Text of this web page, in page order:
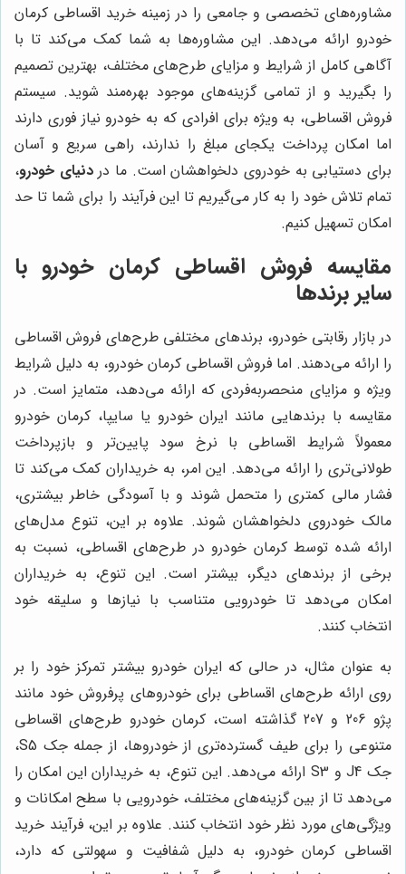
مشاوره‌های تخصصی و جامعی را در زمینه خرید اقساطی کرمان
خودرو ارائه می‌دهد. این مشاوره‌ها به شما کمک می‌کند تا با
آگاهی کامل از شرایط و مزایای طرح‌های مختلف، بهترین تصمیم
را بگیرید و از تمامی گزینه‌های موجود بهره‌مند شوید. سیستم
فروش اقساطی، به ویژه برای افرادی که به خودرو نیاز فوری دارند
اما امکان پرداخت یکجای مبلغ را ندارند، راهی سریع و آسان
برای دستیابی به خودروی دلخواهشان است. ما دردنیای خودرو،
تمام تلاش خود را به کار می‌گیریم تا این فرآیند را برای شما تا حد
امکان تسهیل کنیم.
مقایسه فروش اقساطی کرمان خودرو با
سایر برندها
در بازار رقابتی خودرو، برندهای مختلفی طرح‌های فروش اقساطی
را ارائه می‌دهند. اما فروش اقساطی کرمان خودرو، به دلیل شرایط
ویژه و مزایای منحصربه‌فردی که ارائه می‌دهد، متمایز است. در
مقایسه با برندهایی مانند ایران خودرو یا سایپا، کرمان خودرو
معمولاً شرایط اقساطی با نرخ سود پایین‌تر و بازپرداخت
طولانی‌تری را ارائه می‌دهد. این امر، به خریداران کمک می‌کند تا
فشار مالی کمتری را متحمل شوند و با آسودگی خاطر بیشتری،
مالک خودروی دلخواهشان شوند. علاوه بر این، تنوع مدل‌های
ارائه شده توسط کرمان خودرو در طرح‌های اقساطی، نسبت به
برخی از برندهای دیگر، بیشتر است. این تنوع، به خریداران
امکان می‌دهد تا خودرویی متناسب با نیازها و سلیقه خود
انتخاب کنند.
به عنوان مثال، در حالی که ایران خودرو بیشتر تمرکز خود را بر
روی ارائه طرح‌های اقساطی برای خودروهای پرفروش خود مانند
پژو 206 و 207 گذاشته است، کرمان خودرو طرح‌های اقساطی
متنوعی را برای طیف گسترده‌تری از خودروها، از جمله جک S5،
جک J4 و S3 ارائه می‌دهد. این تنوع، به خریداران این امکان را
می‌دهد تا از بین گزینه‌های مختلف، خودرویی با سطح امکانات و
ویژگی‌های مورد نظر خود انتخاب کنند. علاوه بر این، فرآیند خرید
اقساطی کرمان خودرو، به دلیل شفافیت و سهولتی که دارد،